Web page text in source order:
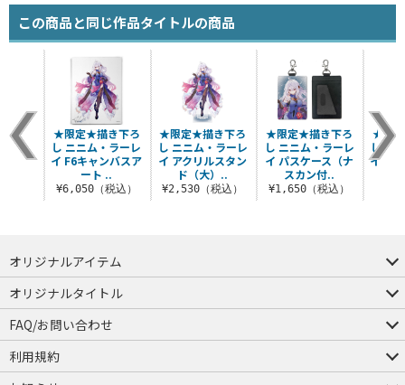
この商品と同じ作品タイトルの商品
★限定★描き下ろ
し ニニム・ラーレ
イ アクリルスタン
ド（大）..
¥2,530（税込）
★限定★描き下ろ
し ニニム・ラーレ
イ パスケース（ナ
スカン付..
¥1,650（税込）
★限
し ニ
イ
★限定★描き下ろ
し ニニム・ラーレ
イ F6キャンバスア
ート ..
¥6,050（税込）
オリジナルアイテム
つままれ
つかまれ
ピョコッテ
オリジナルタイトル
アイテムヤ
ミスカトニック大學購買部
FAQ/お問い合わせ
FAQ
お問い合わせ
利用規約
会員規約・ポイント規約
特定商取引法に関する表示
プライバシーポリシー